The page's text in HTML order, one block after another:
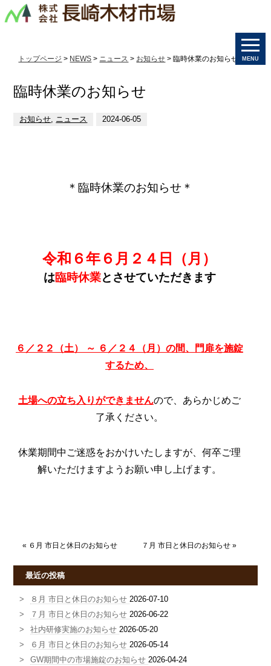
MENU
トップページ > NEWS > ニュース > お知らせ > 臨時休業のお知らせ
臨時休業のお知らせ
お知らせ, ニュース 2024-06-05
＊臨時休業のお知らせ＊
令和６年６月２４日（月）
は臨時休業とさせていただきます
６／２２（土） ～ ６／２４（月）の間、門扉を施錠
するため、
土場への立ち入りができませんので、あらかじめご
了承ください。
休業期間中ご迷惑をおかけいたしますが、何卒ご理
解いただけますようお願い申し上げます。
« ６月 市日と休日のお知らせ ７月 市日と休日のお知らせ»
最近の投稿
８月 市日と休日のお知らせ2026-07-10
７月 市日と休日のお知らせ2026-06-22
社内研修実施のお知らせ2026-05-20
６月 市日と休日のお知らせ2026-05-14
GW期間中の市場施錠のお知らせ2026-04-24